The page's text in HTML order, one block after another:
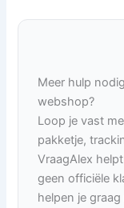
Meer hulp
webshop?
Loop je vast
pakketje,
VraagAlex
geen officiële
helpen je